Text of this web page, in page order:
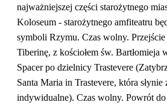
najważniejszej części starożytnego
Koloseum - starożytnego amfiteatru
symboli Rzymu. Czas wolny.
Tiberinę, z kościołem św.
Spacer po dzielnicy Trastevere
Santa Maria in Trastevere, która
indywidualne). Czas wolny. Powrót